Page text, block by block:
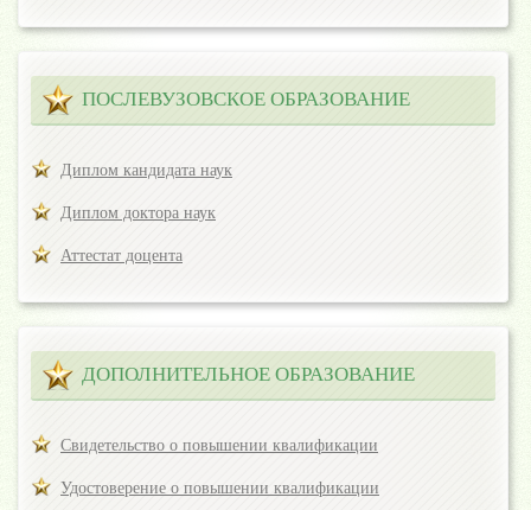
ПОСЛЕВУЗОВСКОЕ ОБРАЗОВАНИЕ
Диплом кандидата наук
Диплом доктора наук
Аттестат доцента
ДОПОЛНИТЕЛЬНОЕ ОБРАЗОВАНИЕ
Свидетельство о повышении квалификации
Удостоверение о повышении квалификации